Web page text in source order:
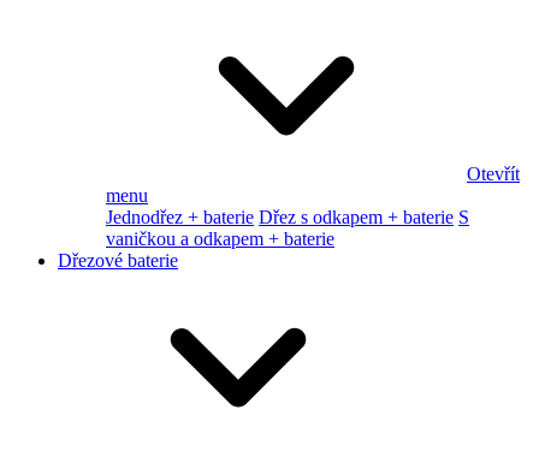
Otevřít
menu
Jednodřez + baterie Dřez s odkapem + baterie S
vaničkou a odkapem + baterie
Dřezové baterie